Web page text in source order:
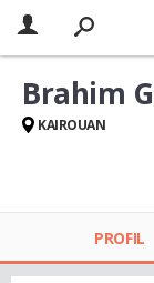
Brahim
KAIROUAN
PROFIL